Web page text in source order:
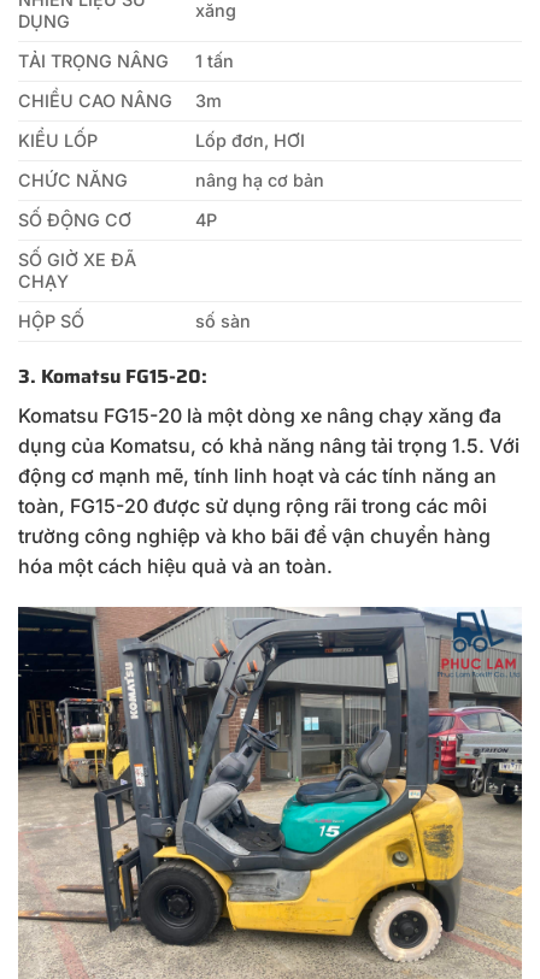
DỤNG
xăng
TẢI TRỌNG NÂNG
1 tấn
CHIỀU CAO NÂNG
3m
KIỂU LỐP
Lốp đơn, HƠI
CHỨC NĂNG
nâng hạ cơ bản
SỐ ĐỘNG CƠ
4P
SỐ GIỜ XE ĐÃ
CHẠY
HỘP SỐ
số sàn
3. Komatsu FG15-20:
Komatsu FG15-20 là một dòng xe nâng chạy xăng đa
dụng của Komatsu, có khả năng nâng tải trọng 1.5. Với
động cơ mạnh mẽ, tính linh hoạt và các tính năng an
toàn, FG15-20 được sử dụng rộng rãi trong các môi
trường công nghiệp và kho bãi để vận chuyển hàng
hóa một cách hiệu quả và an toàn.